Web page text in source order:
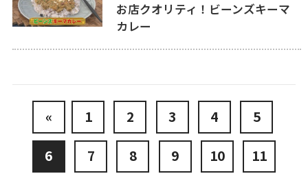
お店クオリティ！ビーンズキーマ
カレー
« 1 2 3 4 5
6 7 8 9 10 11